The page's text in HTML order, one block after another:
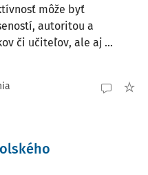
môže byť
autoritou a
či učiteľov, ale aj ...